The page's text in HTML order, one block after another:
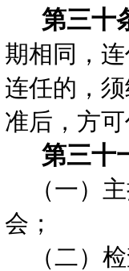
第三十
期相同，
连任的，
准后，方
第三十
（一）
会；
（二）